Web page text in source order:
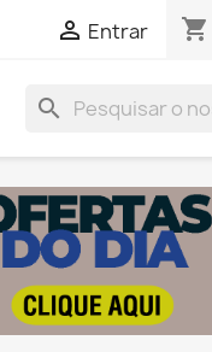
 Entrar shopping_cart
search